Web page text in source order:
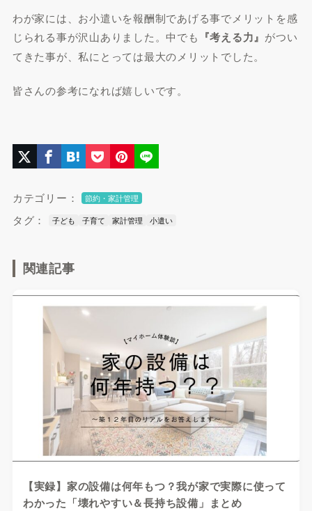
わが家には、お小遣いを報酬制であげる事でメリットを感
じられる事が沢山ありました。中でも 『考える力』 がつい
てきた事が、私にとっては最大のメリットでした。
皆さんの参考になれば嬉しいです。
カテゴリー： 節約・家計管理
タグ： 子ども 子育て 家計管理 小遣い
関連記事
【実録】家の設備は何年もつ？我が家で実際に使って
わかった「壊れやすい＆長持ち設備」まとめ